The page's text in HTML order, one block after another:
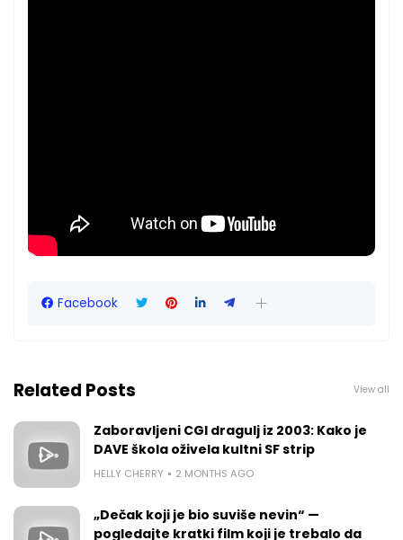
Facebook
Related Posts View all
Zaboravljeni CGI dragulj iz 2003: Kako je
DAVE škola oživela kultni SF strip
HELLY CHERRY 2 MONTHS AGO
„Dečak koji je bio suviše nevin“ —
pogledajte kratki film koji je trebalo da